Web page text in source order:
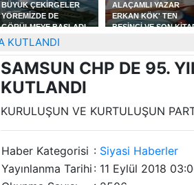
BÜYÜK ÇEKİRGELER
YÖREMİZDE DE
GÖRÜLMEYE BAŞLADI
ALAÇAMLI YAZAR
ERKAN KÖK' TEN
BEŞİNCİ VE SON
KUTLANDI
SAMSUN CHP DE 95.
KUTLANDI
KURULUŞUN VE KURTULUŞUN
Haber Kategorisi : Siyasi Haberler
Yayınlanma Tarihi : 11 Eylül 2018